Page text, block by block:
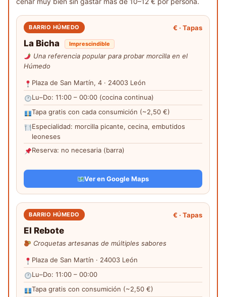
BARRIO HÚMEDO € · Tapas
La Bicha Imprescindible
Una referencia popular para probar morcilla en el
Húmedo
Plaza de San Martín, 4 · 24003 León
Lu–Do: 11:00 – 00:00 (cocina continua)
Tapa gratis con cada consumición (~2,50 €)
Especialidad: morcilla picante, cecina, embutidos
leoneses
Reserva: no necesaria (barra)
Ver en Google Maps
BARRIO HÚMEDO € · Tapas
El Rebote
Croquetas artesanas de múltiples sabores
Plaza de San Martín · 24003 León
Lu–Do: 11:00 – 00:00
Tapa gratis con consumición (~2,50 €)